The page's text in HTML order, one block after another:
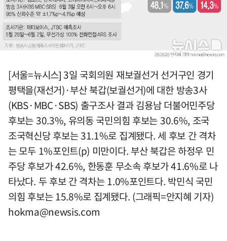
[서울=뉴시스] 3일 국회의원 재보궐선거 선거구인 경기
평택을(재선거)·부산 북갑(보궐선거)에 대한 방송3사
(KBS·MBC·SBS) 출구조사 결과 김용남 더불어민주당
후보는 30.3%, 유의동 국민의힘 후보는 30.6%, 조국
조국혁신당 후보는 31.1%로 집계됐다. 세 후보 간 격차
는 모두 1%포인트(p) 미만이다. 부산 북갑은 하정우 민
주당 후보가 42.6%, 한동훈 무소속 후보가 41.6%로 나
타났다. 두 후보 간 격차는 1.0%포인트다. 박민식 국민
의힘 후보는 15.8%로 집계됐다. (그래픽=안지혜 기자)
hokma@newsis.com